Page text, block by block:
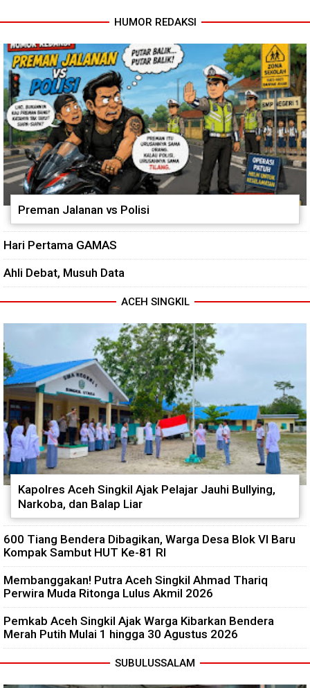
HUMOR REDAKSI
Preman Jalanan vs Polisi
Hari Pertama GAMAS
Ahli Debat, Musuh Data
ACEH SINGKIL
Kapolres Aceh Singkil Ajak Pelajar Jauhi Bullying,
Narkoba, dan Balap Liar
600 Tiang Bendera Dibagikan, Warga Desa Blok VI Baru
Kompak Sambut HUT Ke-81 RI
Membanggakan! Putra Aceh Singkil Ahmad Thariq
Perwira Muda Ritonga Lulus Akmil 2026
Pemkab Aceh Singkil Ajak Warga Kibarkan Bendera
Merah Putih Mulai 1 hingga 30 Agustus 2026
SUBULUSSALAM